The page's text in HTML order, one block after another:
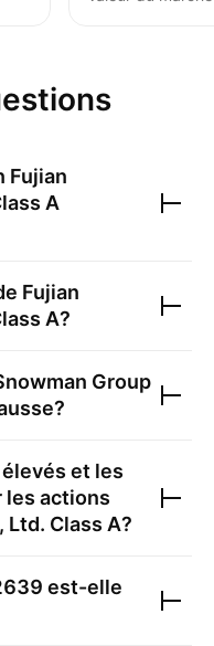
Fujian
A
Fujian
A?
Group
et les
les actions
Ltd. Class A?
est-elle